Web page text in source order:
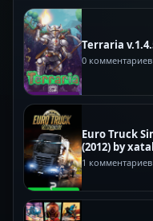
Terraria
0 комментариев
Euro Truck
(2012) by
1 комментариев